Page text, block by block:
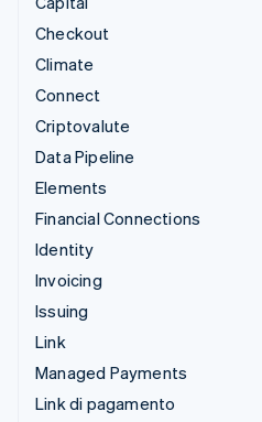
Checkout
Climate
Connect
Criptovalute
Data Pipeline
Elements
Financial Connections
Identity
Invoicing
Issuing
Link
Managed Payments
Link di pagamento